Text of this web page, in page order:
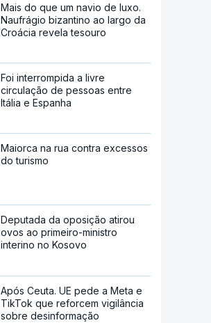
Mais do que um navio de luxo.
Naufrágio bizantino ao largo da
Croácia revela tesouro
Foi interrompida a livre
circulação de pessoas entre
Itália e Espanha
Maiorca na rua contra excessos
do turismo
Deputada da oposição atirou
ovos ao primeiro-ministro
interino no Kosovo
Após Ceuta. UE pede a Meta e
TikTok que reforcem vigilância
sobre desinformação